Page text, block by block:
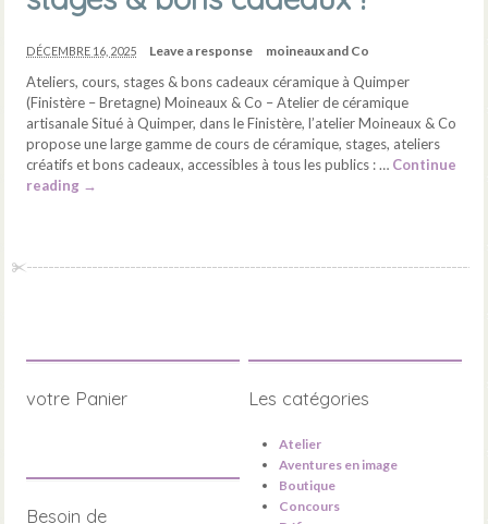
DÉCEMBRE 16, 2025 Leave a response moineaux and Co
Ateliers, cours, stages & bons cadeaux céramique à Quimper
(Finistère – Bretagne) Moineaux & Co – Atelier de céramique
artisanale Situé à Quimper, dans le Finistère, l’atelier Moineaux & Co
propose une large gamme de cours de céramique, stages, ateliers
créatifs et bons cadeaux, accessibles à tous les publics : … Continue
reading →
votre Panier Les catégories
Atelier
Aventures en image
Boutique
Concours
Besoin de